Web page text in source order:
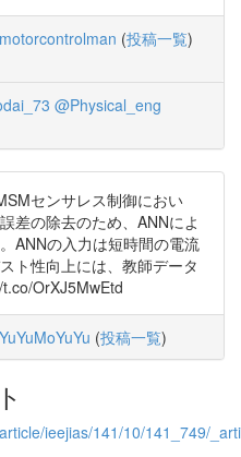
(投稿一覧)
@Physical_eng
センサレス制御におい
差の除去のため、ANNによ
ANNの入力は短時間の電流
ト性向上には、教師データ
OrXJ5MwEtd
(投稿一覧)
ieejias/141/10/141_749/